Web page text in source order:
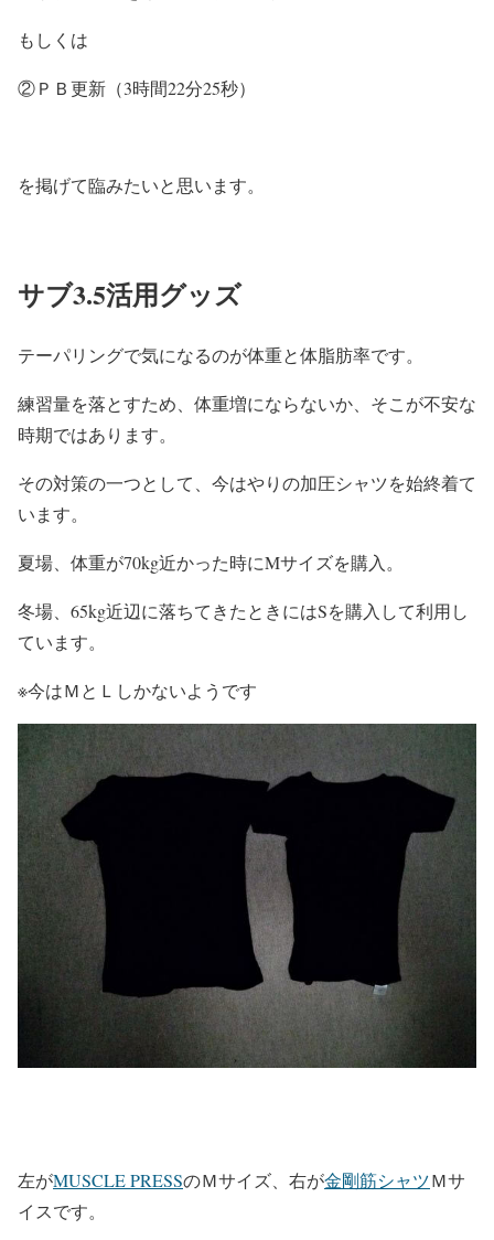
もしくは
②ＰＢ更新（3時間22分25秒）
を掲げて臨みたいと思います。
サブ3.5活用グッズ
テーパリングで気になるのが体重と体脂肪率です。
練習量を落とすため、体重増にならないか、そこが不安な
時期ではあります。
その対策の一つとして、今はやりの加圧シャツを始終着て
います。
夏場、体重が70kg近かった時にMサイズを購入。
冬場、65kg近辺に落ちてきたときにはSを購入して利用し
ています。
※今はＭとＬしかないようです
左がMUSCLE PRESSのＭサイズ、右が金剛筋シャツＭサ
イスです。